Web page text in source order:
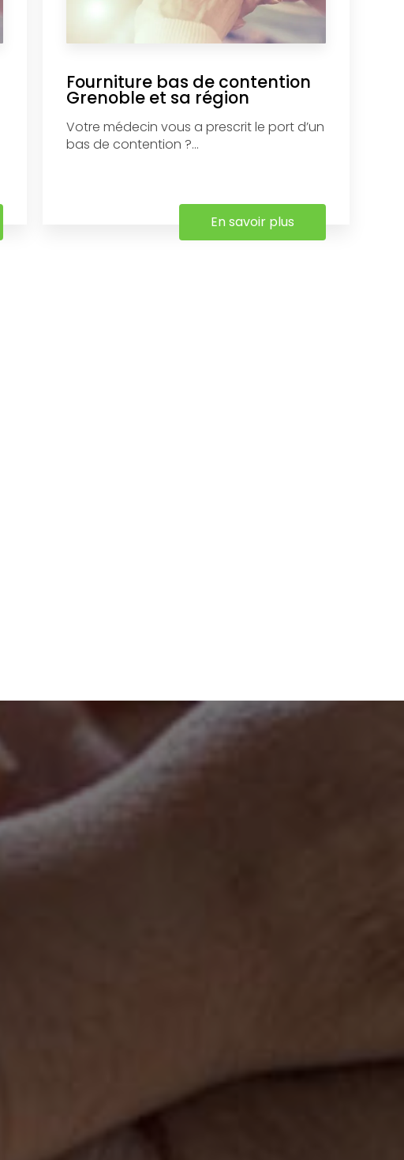
Fourniture bas de contention
Grenoble et sa région
Votre médecin vous a prescrit le port d’un
bas de contention ?...
En savoir plus